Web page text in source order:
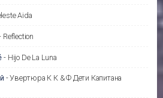
Aida
Reflection
- Hijo De La Luna
-Увертюра К К & Ф Дети Капитана